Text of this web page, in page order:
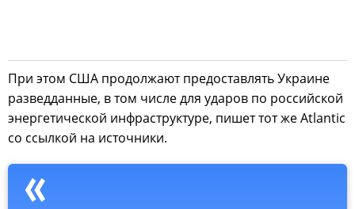
При этом США продолжают предоставлять Украине
разведданные, в том числе для ударов по российской
энергетической инфраструктуре, пишет тот же Atlantic
со ссылкой на источники.